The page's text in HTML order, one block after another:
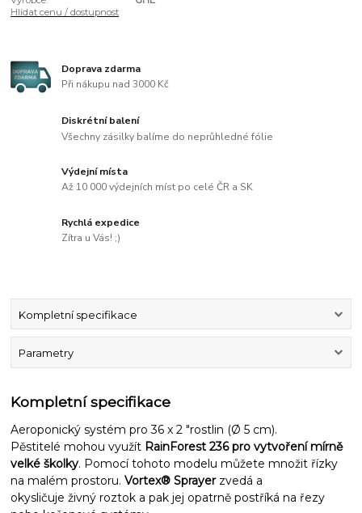
Hlídat cenu / dostupnost
Doprava zdarma
Při nákupu nad 3000 Kč
Diskrétní balení
Všechny zásilky balíme do neprůhledné fólie
Výdejní místa
Až 10 000 výdejních míst po celé ČR a SK
Rychlá expedice
Zítra u Vás! ;)
Kompletní specifikace
Parametry
Kompletní specifikace
Aeroponický systém pro 36 x 2 "rostlin (Ø 5 cm).
Pěstitelé mohou využít RainForest 236 pro vytvoření mírně
velké školky. Pomocí tohoto modelu můžete množit řízky
na malém prostoru.Vortex® Sprayerzvedá a
okysličuje živný roztok a pak jej opatrně postříká na řezy